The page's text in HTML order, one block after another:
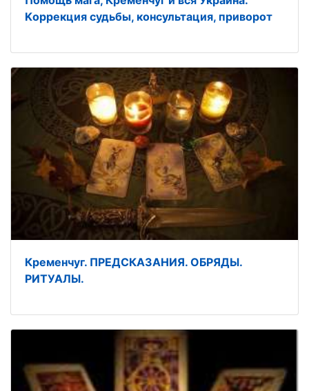
Kоррекция судьбы, консультация, приворот
Кременчуг. ПРЕДСКАЗАНИЯ. ОБРЯДЫ.
РИТУАЛЫ.